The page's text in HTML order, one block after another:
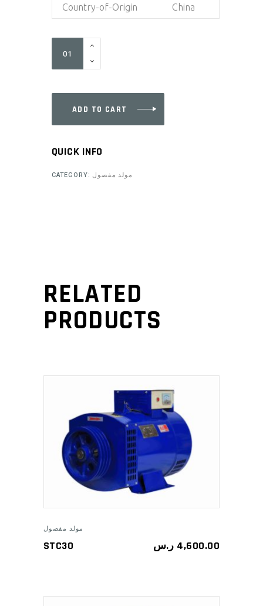
Country-of-Origin China
ADD TO CART
QUICK INFO
CATEGORY:مولد مفصول
RELATED
PRODUCTS
ADD TO CART
مولد مفصول
STC30 4,600.00 ر.س